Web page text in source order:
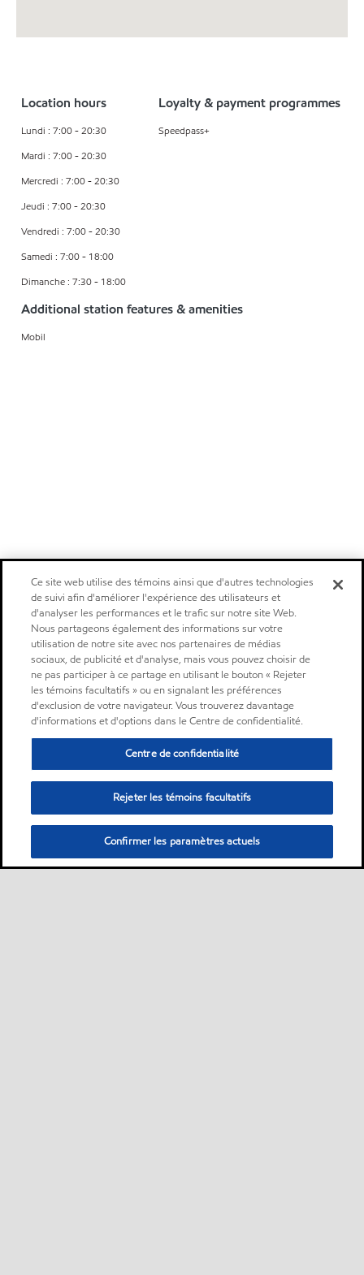
Location hours
Lundi : 7:00 - 20:30
Mardi : 7:00 - 20:30
Mercredi : 7:00 - 20:30
Jeudi : 7:00 - 20:30
Vendredi : 7:00 - 20:30
Samedi : 7:00 - 18:00
Dimanche : 7:30 - 18:00
Loyalty & payment programmes
Speedpass+
Additional station features & amenities
Mobil
Ce site web utilise des témoins ainsi que d'autres technologies
de suivi afin d'améliorer l'expérience des utilisateurs et
d'analyser les performances et le trafic sur notre site Web.
Nous partageons également des informations sur votre
utilisation de notre site avec nos partenaires de médias
sociaux, de publicité et d'analyse, mais vous pouvez choisir de
ne pas participer à ce partage en utilisant le bouton « Rejeter
les témoins facultatifs » ou en signalant les préférences
d'exclusion de votre navigateur. Vous trouverez davantage
d'informations et d'options dans le Centre de confidentialité.
Centre de confidentialité
Rejeter les témoins facultatifs
Confirmer les paramètres actuels